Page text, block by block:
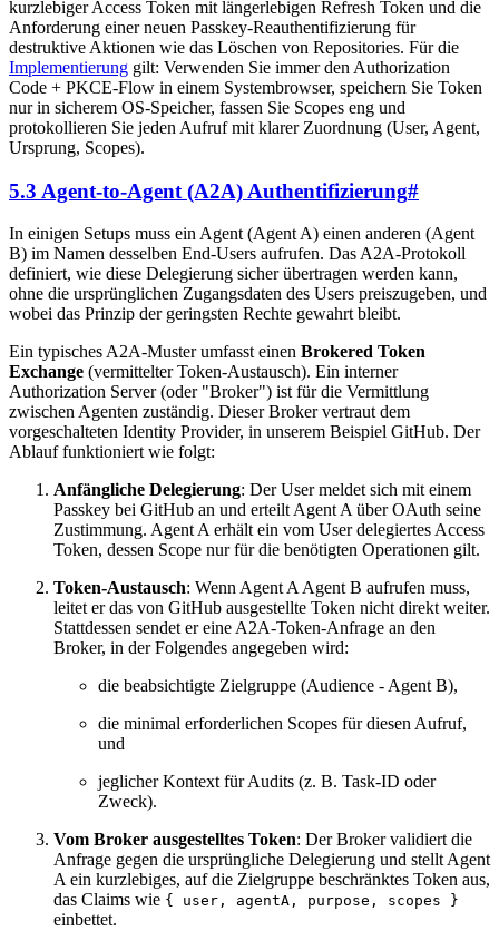
kurzlebiger Access Token mit längerlebigen Refresh Token und die
Anforderung einer neuen Passkey-Reauthentifizierung für
destruktive Aktionen wie das Löschen von Repositories. Für die
Implementierung gilt: Verwenden Sie immer den Authorization
Code + PKCE-Flow in einem Systembrowser, speichern Sie Token
nur in sicherem OS-Speicher, fassen Sie Scopes eng und
protokollieren Sie jeden Aufruf mit klarer Zuordnung (User, Agent,
Ursprung, Scopes).
5.3 Agent-to-Agent (A2A) Authentifizierung#
In einigen Setups muss ein Agent (Agent A) einen anderen (Agent
B) im Namen desselben End-Users aufrufen. Das A2A-Protokoll
definiert, wie diese Delegierung sicher übertragen werden kann,
ohne die ursprünglichen Zugangsdaten des Users preiszugeben, und
wobei das Prinzip der geringsten Rechte gewahrt bleibt.
Ein typisches A2A-Muster umfasst einen Brokered Token
Exchange (vermittelter Token-Austausch). Ein interner
Authorization Server (oder "Broker") ist für die Vermittlung
zwischen Agenten zuständig. Dieser Broker vertraut dem
vorgeschalteten Identity Provider, in unserem Beispiel GitHub. Der
Ablauf funktioniert wie folgt:
Anfängliche Delegierung: Der User meldet sich mit einem
Passkey bei GitHub an und erteilt Agent A über OAuth seine
Zustimmung. Agent A erhält ein vom User delegiertes Access
Token, dessen Scope nur für die benötigten Operationen gilt.
Token-Austausch: Wenn Agent A Agent B aufrufen muss,
leitet er das von GitHub ausgestellte Token nicht direkt weiter.
Stattdessen sendet er eine A2A-Token-Anfrage an den
Broker, in der Folgendes angegeben wird:
die beabsichtigte Zielgruppe (Audience - Agent B),
die minimal erforderlichen Scopes für diesen Aufruf,
und
jeglicher Kontext für Audits (z. B. Task-ID oder
Zweck).
Vom Broker ausgestelltes Token: Der Broker validiert die
Anfrage gegen die ursprüngliche Delegierung und stellt Agent
A ein kurzlebiges, auf die Zielgruppe beschränktes Token aus,
das Claims wie { user, agentA, purpose, scopes }
einbettet.